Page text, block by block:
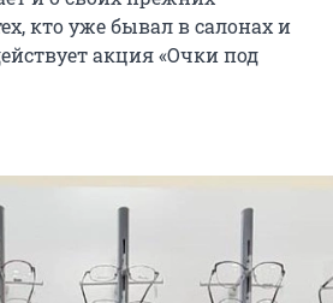
кто уже бывал в салонах и
акция «Очки под